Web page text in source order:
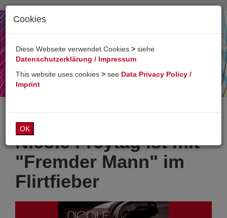
Toggle
Nicole Freytag ist mit
"Fremder Mann" im
Flirtfieber
Cookies
Diese Webseite verwendet Cookies > siehe
Datenschutzerklärung / Impressum
This website uses cookies > see Data Privacy Policy /
Imprint
OK